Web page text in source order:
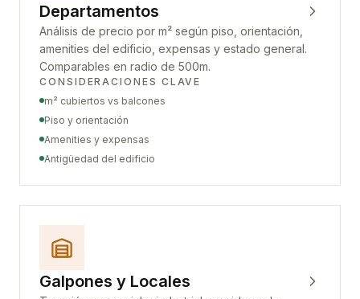
Departamentos
Análisis de precio por m² según piso, orientación,
amenities del edificio, expensas y estado general.
Comparables en radio de 500m.
CONSIDERACIONES CLAVE
m² cubiertos vs balcones
Piso y orientación
Amenities y expensas
Antigüedad del edificio
Galpones y Locales